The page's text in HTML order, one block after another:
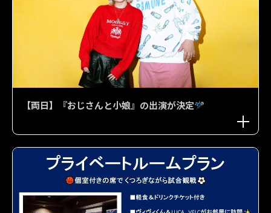
【両日】『おじさんと小娘』の出演が決定